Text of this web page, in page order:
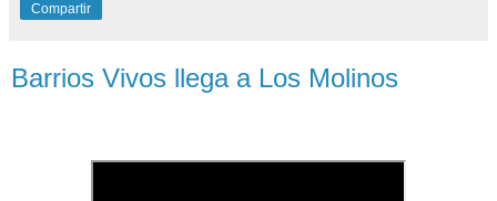
Compartir
Barrios Vivos llega a Los Molinos